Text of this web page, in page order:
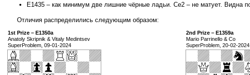
Е1435 – как минимум две лишние чёрные ладьи. Се2 – не матует. Видна
Отличия распределились следующим образом:
1st Prize – E1350a
Anatoly Skripnik & Vitaly Medintsev
SuperProblem, 09-01-2024
2nd Prize – E1359a
Mario Parrinello & Co
SuperProblem, 20-02-2024